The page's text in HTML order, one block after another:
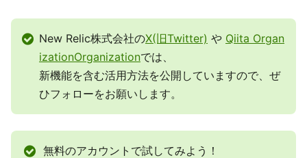
New Relic株式会社のX(旧Twitter) や Qiita Organ
izationOrganizationでは、
新機能を含む活用方法を公開していますので、ぜ
ひフォローをお願いします。
無料のアカウントで試してみよう！